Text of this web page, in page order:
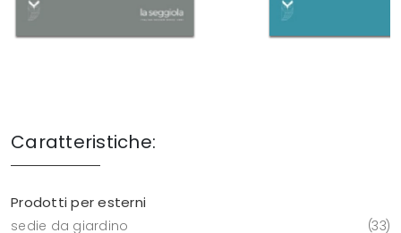
Caratteristiche:
Prodotti per esterni
sedie da giardino 33